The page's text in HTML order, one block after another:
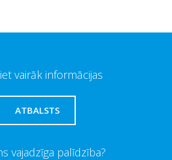
vairāk informācijas
ATBALSTS
vajadzīga palīdzība?